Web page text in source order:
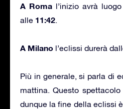
A Romal’inizio avrà
alle 11:42.
A Milano l’eclissi durerà
Più in generale, si parla di
mattina. Questo
dunque la fine della eclissi